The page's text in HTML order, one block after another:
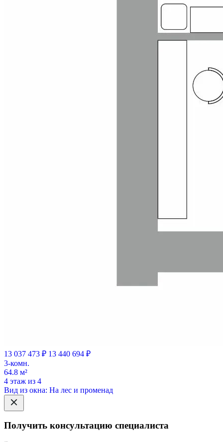
13 037 473 ₽ 13 440 694 ₽
3-комн.
64.8 м²
4 этаж из 4
Вид из окна: На лес и променад
Получить консультацию специалиста